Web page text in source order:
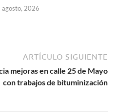
agosto, 2026
ARTÍCULO SIGUIENTE
mejoras en calle 25 de Mayo
con trabajos de bituminización